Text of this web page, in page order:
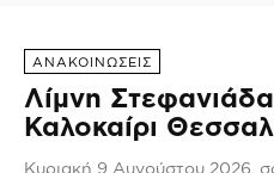
ΑΝΑΚΟΙΝΩΣΕΙΣ
Λίμνη
Καλοκαίρι
Κυριακή 9 Αυγούστου 2026,